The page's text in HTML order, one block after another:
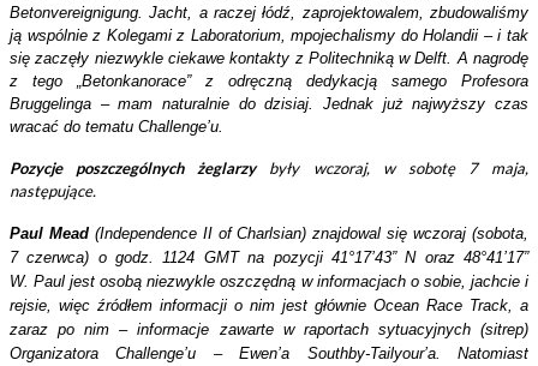
Betonvereignigung. Jacht, a raczej łódź, zaprojektowalem, zbudowaliśmy
ją wspólnie z Kolegami z Laboratorium, mpojechalismy do Holandii – i tak
się zaczęły niezwykle ciekawe kontakty z Politechniką w Delft. A nagrodę
z tego „Betonkanorace” z odręczną dedykacją samego Profesora
Bruggelinga – mam naturalnie do dzisiaj. Jednak już najwyższy czas
wracać do tematu Challenge’u.
Pozycje poszczególnych żeglarzy były wczoraj, w sobotę 7 maja,
następujące.
Paul Mead (Independence II of Charlsian) znajdowal się wczoraj (sobota,
7 czerwca) o godz. 1124 GMT na pozycji 41°17’43” N oraz 48°41’17”
W. Paul jest osobą niezwykle oszczędną w informacjach o sobie, jachcie i
rejsie, więc źródłem informacji o nim jest głównie Ocean Race Track, a
zaraz po nim – informacje zawarte w raportach sytuacyjnych (sitrep)
Organizatora Challenge’u – Ewen’a Southby-Tailyour’a. Natomiast